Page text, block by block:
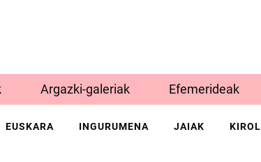
Argazki-galeriak Efemerideak
EUSKARA INGURUMENA JAIAK